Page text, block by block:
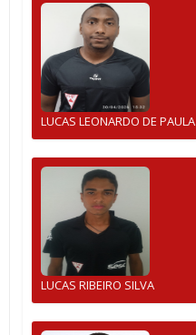
LUCAS LEONARDO DE PAULA
LUCAS RIBEIRO SILVA